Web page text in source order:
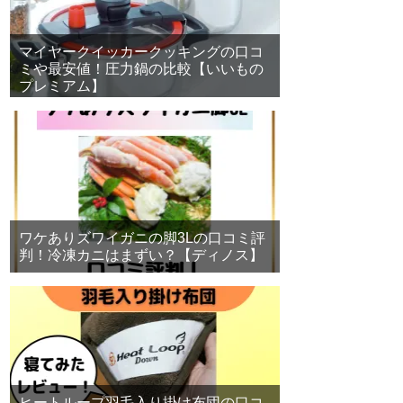
マイヤークイッカークッキングの口コ
ミや最安値！圧力鍋の比較【いいもの
プレミアム】
ワケありズワイガニの脚3Lの口コミ評
判！冷凍カニはまずい？【ディノス】